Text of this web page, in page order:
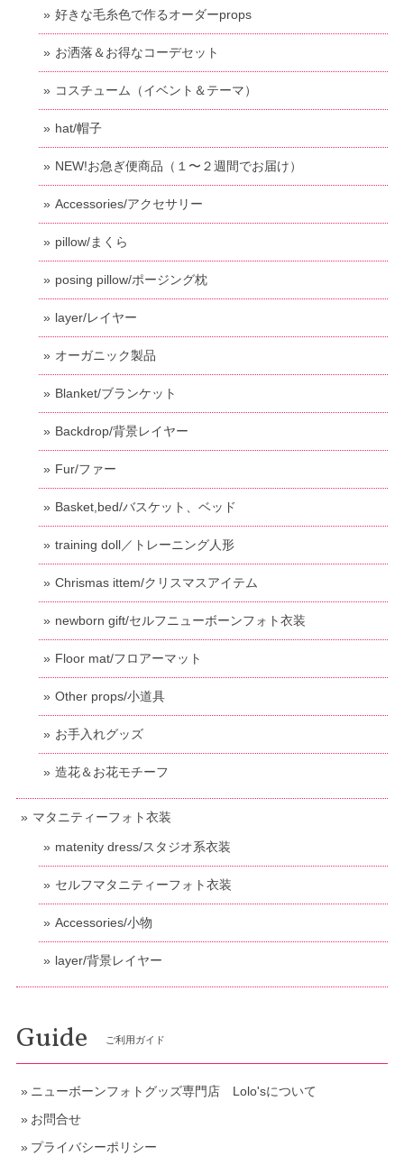
好きな毛糸色で作るオーダーprops
お洒落＆お得なコーデセット
コスチューム（イベント＆テーマ）
hat/帽子
NEW!お急ぎ便商品（１〜２週間でお届け）
Accessories/アクセサリー
pillow/まくら
posing pillow/ポージング枕
layer/レイヤー
オーガニック製品
Blanket/ブランケット
Backdrop/背景レイヤー
Fur/ファー
Basket,bed/バスケット、ベッド
training doll／トレーニング人形
Chrismas ittem/クリスマスアイテム
newborn gift/セルフニューボーンフォト衣装
Floor mat/フロアーマット
Other props/小道具
お手入れグッズ
造花＆お花モチーフ
マタニティーフォト衣装
matenity dress/スタジオ系衣装
セルフマタニティーフォト衣装
Accessories/小物
layer/背景レイヤー
Guide ご利用ガイド
ニューボーンフォトグッズ専門店 Lolo'sについて
お問合せ
プライバシーポリシー